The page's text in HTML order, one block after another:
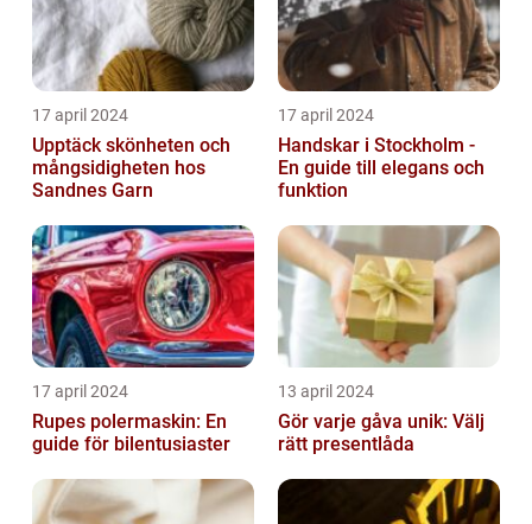
17 april 2024
Upptäck skönheten och
mångsidigheten hos
Sandnes Garn
17 april 2024
Handskar i Stockholm -
En guide till elegans och
funktion
17 april 2024
Rupes polermaskin: En
guide för bilentusiaster
13 april 2024
Gör varje gåva unik: Välj
rätt presentlåda